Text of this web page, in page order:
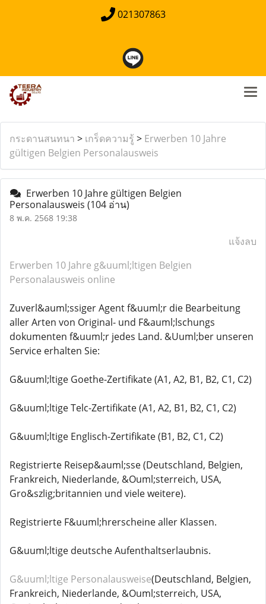
021307863
กระดานสนทนา > เกร็ดความรู้ > Erwerben 10 Jahre
gültigen Belgien Personalausweis
Erwerben 10 Jahre gültigen Belgien
Personalausweis (104 อ่าน)
8 พ.ค. 2568 19:38
แจ้งลบ
Erwerben 10 Jahre g&uuml;ltigen Belgien
Personalausweis online
Zuverl&auml;ssiger Agent f&uuml;r die Bearbeitung
aller Arten von Original- und F&auml;lschungs
dokumenten f&uuml;r jedes Land. &Uuml;ber unseren
Service erhalten Sie:
G&uuml;ltige Goethe-Zertifikate (A1, A2, B1, B2, C1, C2)
G&uuml;ltige Telc-Zertifikate (A1, A2, B1, B2, C1, C2)
G&uuml;ltige Englisch-Zertifikate (B1, B2, C1, C2)
Registrierte Reisep&auml;sse (Deutschland, Belgien,
Frankreich, Niederlande, &Ouml;sterreich, USA,
Gro&szlig;britannien und viele weitere).
Registrierte F&uuml;hrerscheine aller Klassen.
G&uuml;ltige deutsche Aufenthaltserlaubnis.
G&uuml;ltige Personalausweise(Deutschland, Belgien,
Frankreich, Niederlande, &Ouml;sterreich, USA,